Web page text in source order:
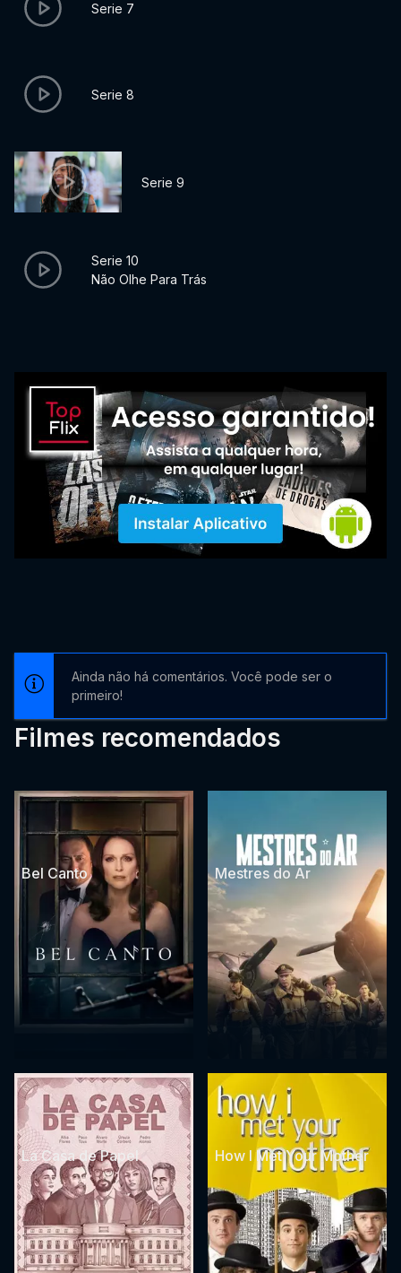
Serie 7
Serie 8
Serie 9
Serie 10
Não Olhe Para Trás
Ainda não há comentários. Você pode ser o
primeiro!
Filmes recomendados
Bel Canto Mestres do Ar
La Casa de Papel How I Met Your Mother